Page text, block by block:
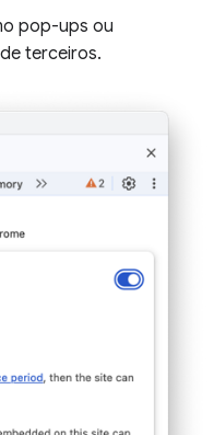
pop-ups ou
terceiros.